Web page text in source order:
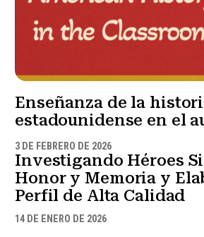
Enseñanza de la
estadounidense en el
3 DE FEBRERO DE 2026
Investigando Héroes
Honor y Memoria y
Perfil de Alta Calidad
14 DE ENERO DE 2026